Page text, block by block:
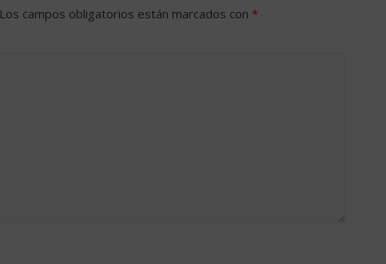
Los campos obligatorios están marcados con *